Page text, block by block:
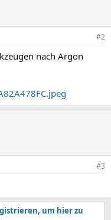
#2
nach Argon
#3
um hier zu